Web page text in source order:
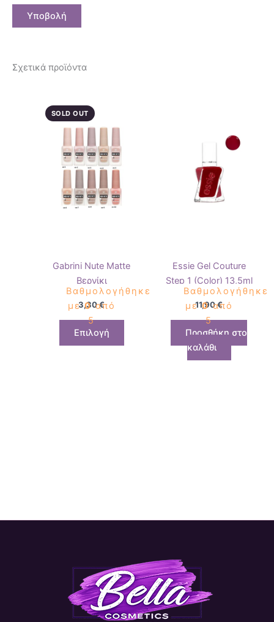
Σχετικά προϊόντα
SOLD OUT
Gabrini Nute Matte
Βερνίκι
Βαθμολογήθηκε
με0από
5
3,30€
Επιλογή
σελίδα
του
προϊόντος
Essie Gel Couture
Step 1 (Color) 13,5ml
Βαθμολογήθηκε
με0από
5
11,90€
Προσθήκη στο
καλάθι